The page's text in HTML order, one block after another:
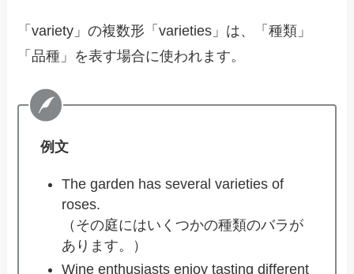
「variety」の複数形「varieties」は、「種類」
「品種」を表す場合に使われます。
例文
The garden has several varieties of
roses.
（その庭にはいくつかの種類のバラが
あります。）
Wine enthusiasts enjoy tasting different